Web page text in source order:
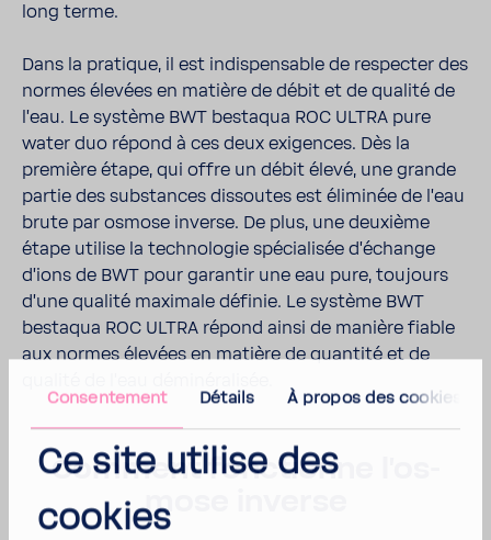
Consentement Détails À propos des cookies
Ce site utilise des
cookies
long terme.
Dans la pratique, il est indis­pen­sable de respecter des
normes élevées en matière de débit et de qualité de
l'eau. Le système BWT bestaqua ROC ULTRA pure
water duo répond à ces deux exigences. Dès la
première étape, qui offre un débit élevé, une grande
partie des substances dissoutes est éliminée de l'eau
brute par osmose inverse. De plus, une deuxième
étape utilise la tech­no­logie spécia­lisée d'échange
d'ions de BWT pour garantir une eau pure, toujours
d'une qualité maxi­male définie. Le système BWT
bestaqua ROC ULTRA répond ainsi de manière fiable
aux normes élevées en matière de quan­tité et de
Comment fonc­tionne l'os­
mose inverse